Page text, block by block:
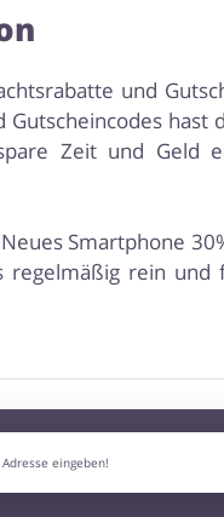
und
hast
Zeit und Geld
Smartphone
regelmäßig rein